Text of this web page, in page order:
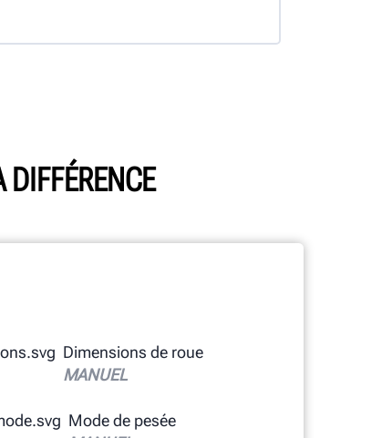
DIFFÉRENCE
Dimensions de roue
MANUEL
Mode de pesée